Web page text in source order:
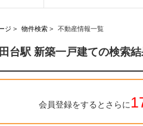
ジ > 物件検索 > 不動産情報一覧
台駅 新築一戸建ての検索
会員登録をするとさらに